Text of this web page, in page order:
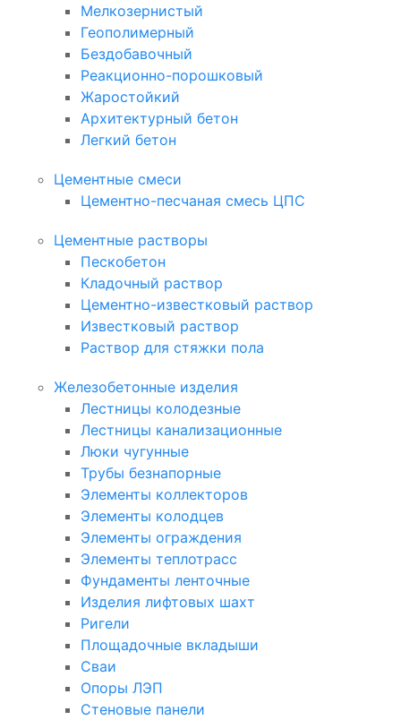
Мелкозернистый
Геополимерный
Бездобавочный
Реакционно-порошковый
Жаростойкий
Архитектурный бетон
Легкий бетон
Цементные смеси
Цементно-песчаная смесь ЦПС
Цементные растворы
Пескобетон
Кладочный раствор
Цементно-известковый раствор
Известковый раствор
Раствор для стяжки пола
Железобетонные изделия
Лестницы колодезные
Лестницы канализационные
Люки чугунные
Трубы безнапорные
Элементы коллекторов
Элементы колодцев
Элементы ограждения
Элементы теплотрасс
Фундаменты ленточные
Изделия лифтовых шахт
Ригели
Площадочные вкладыши
Сваи
Опоры ЛЭП
Стеновые панели